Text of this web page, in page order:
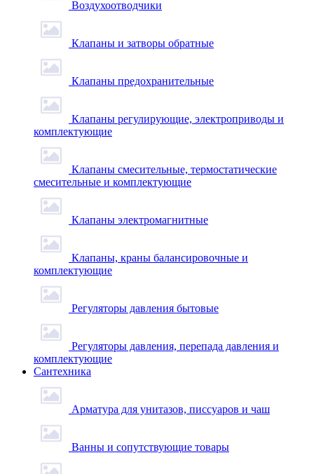
Воздухоотводчики
Клапаны и затворы обратные
Клапаны предохранительные
Клапаны регулирующие, электроприводы и
комплектующие
Клапаны смесительные, термостатические
смесительные и комплектующие
Клапаны электромагнитные
Клапаны, краны балансировочные и
комплектующие
Регуляторы давления бытовые
Регуляторы давления, перепада давления и
комплектующие
Сантехника
Арматура для унитазов, писсуаров и чаш
Ванны и сопутствующие товары